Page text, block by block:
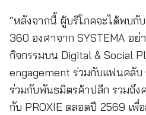
“หลังจากนี้ ผู้บริโภคจะได้พบกั
360 องศาจาก SYSTEMA อย่
กิจกรรมบน Digital & Social
engagement ร่วมกับแฟนคลับ
ร่วมกับพันธมิตรค้าปลีก รวมถึ
กับ PROXIE ตลอดปี 2569 เพื่